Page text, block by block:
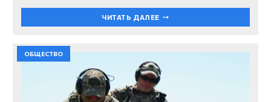
ЧИТАТЬ ДАЛЕЕ
ОБЩЕСТВО